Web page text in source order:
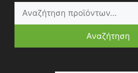
Αναζήτηση